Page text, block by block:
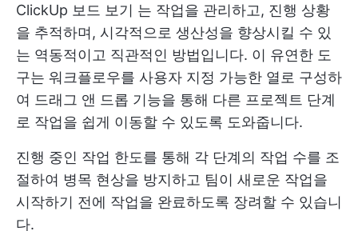
ClickUp 보드 보기 는 작업을 관리하고, 진행 상황
을 추적하며, 시각적으로 생산성을 향상시킬 수 있
는 역동적이고 직관적인 방법입니다. 이 유연한 도
구는 워크플로우를 사용자 지정 가능한 열로 구성하
여 드래그 앤 드롭 기능을 통해 다른 프로젝트 단계
로 작업을 쉽게 이동할 수 있도록 도와줍니다.
진행 중인 작업 한도를 통해 각 단계의 작업 수를 조
절하여 병목 현상을 방지하고 팀이 새로운 작업을
시작하기 전에 작업을 완료하도록 장려할 수 있습니
다.